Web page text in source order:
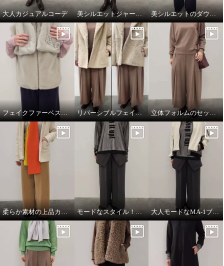
大人カジュアルコーデ 美シルエットジャージーワンピース 美シルエットのダウンジャケット
フェイクファーベスト&マフラー リバーシブルフェイクムートンコート 立体フォルムのセットアップコーデ
柔らか素材の上品カジュアルスタイル モードなスタイル！ワントーンコーデ 大人モードなMA-1ブルゾン